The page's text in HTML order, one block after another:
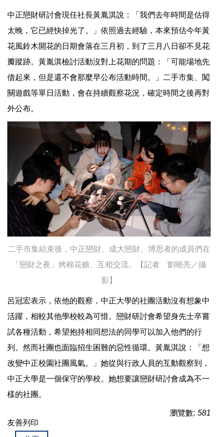
中正戀財研討會現任社長黃胤淇說：「我們去年時間是估得
太晚，它已經快掉光了。」依照過去經驗，本來預估今年黃
花風鈴木開花的日期會落在三月初，到了三月八日卻不見花
瓣蹤跡。黃胤淇檢討活動沒對上花期的問題：「可能場地先
借起來，但是還不會那麼早公布活動時間。」二手市集、闖
關遊戲等單日活動，會在持續觀察花況，確定時間之後再對
外公布。
二手市集結束後，中正戀財、成大戀財、博思者的成員們在
「戀財之夜」烤棉花糖、互相交流。【記者 劉曉亮／攝
影】
呂冠宏表示，依他的觀察，中正大學的社團活動沒有想象中
活躍，相較其他學校較為可惜。戀財研討會希望身先士卒嘗
試各種活動，希望抱持相同想法的同學可以加入他們的行
列。然而社團也面臨招生困難的惡性循環。黃胤淇說：「想
改變中正校園社團風氣。」她從與行政人員的互動觀察到，
中正大學是一個保守的學校。她想要讓戀財研討會成為不一
樣的社團。
瀏覽數: 581
友善列印